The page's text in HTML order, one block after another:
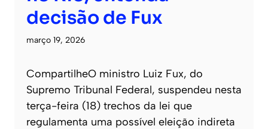
decisão de Fux
março 19, 2026
CompartilheO ministro Luiz Fux, do
Supremo Tribunal Federal, suspendeu nesta
terça-feira (18) trechos da lei que
regulamenta uma possível eleição indireta